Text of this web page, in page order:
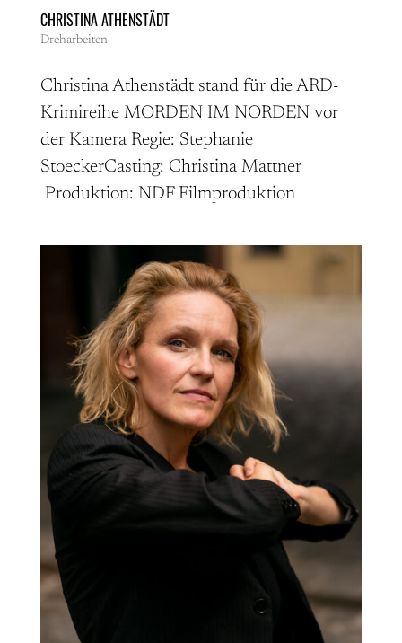
CHRISTINA ATHENSTÄDT
Dreharbeiten
Christina Athenstädt stand für die ARD-
Krimireihe MORDEN IM NORDEN vor
der Kamera Regie: Stephanie
StoeckerCasting: Christina Mattner
Produktion: NDF Filmproduktion